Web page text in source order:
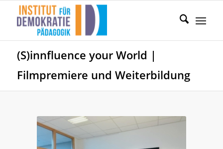
(S)innfluence your World |
Filmpremiere und Weiterbildung